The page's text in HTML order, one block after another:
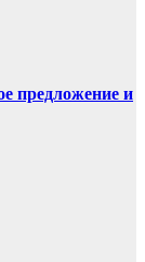
предложение и